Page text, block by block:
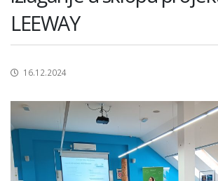
LEEWAY
16.12.2024